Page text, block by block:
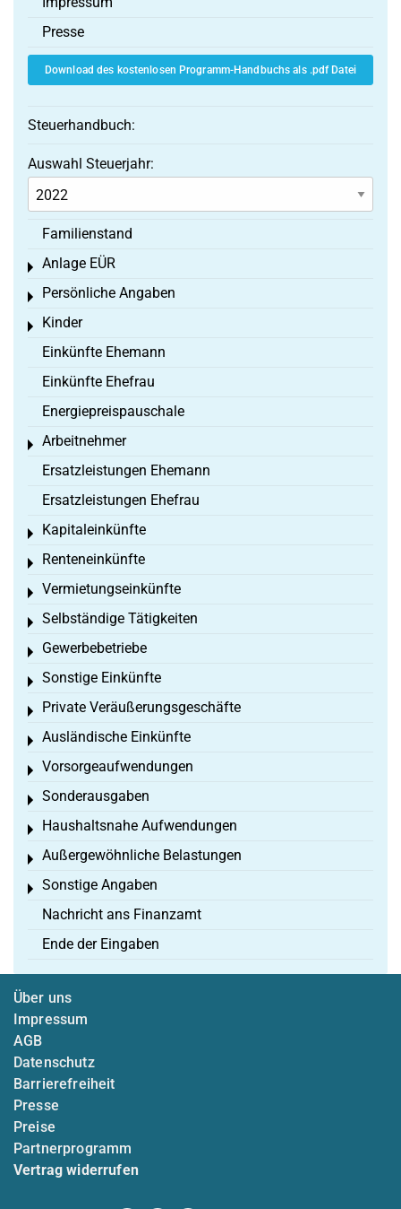
Presse
Download des kostenlosen Programm-Handbuchs als .pdf Datei
Steuerhandbuch:
Auswahl Steuerjahr:
Familienstand
Anlage EÜR
Toggle menu
Persönliche Angaben
Toggle menu
Kinder
Toggle menu
Einkünfte Ehemann
Einkünfte Ehefrau
Energiepreispauschale
Arbeitnehmer
Toggle menu
Ersatzleistungen Ehemann
Ersatzleistungen Ehefrau
Kapitaleinkünfte
Toggle menu
Renteneinkünfte
Toggle menu
Vermietungseinkünfte
Toggle menu
Selbständige Tätigkeiten
Toggle menu
Gewerbebetriebe
Toggle menu
Sonstige Einkünfte
Toggle menu
Private Veräußerungsgeschäfte
Toggle menu
Ausländische Einkünfte
Toggle menu
Vorsorgeaufwendungen
Toggle menu
Sonderausgaben
Toggle menu
Haushaltsnahe Aufwendungen
Toggle menu
Außergewöhnliche Belastungen
Toggle menu
Sonstige Angaben
Toggle menu
Nachricht ans Finanzamt
Ende der Eingaben
Über uns
Impressum
AGB
Datenschutz
Barrierefreiheit
Presse
Preise
Partnerprogramm
Vertrag widerrufen